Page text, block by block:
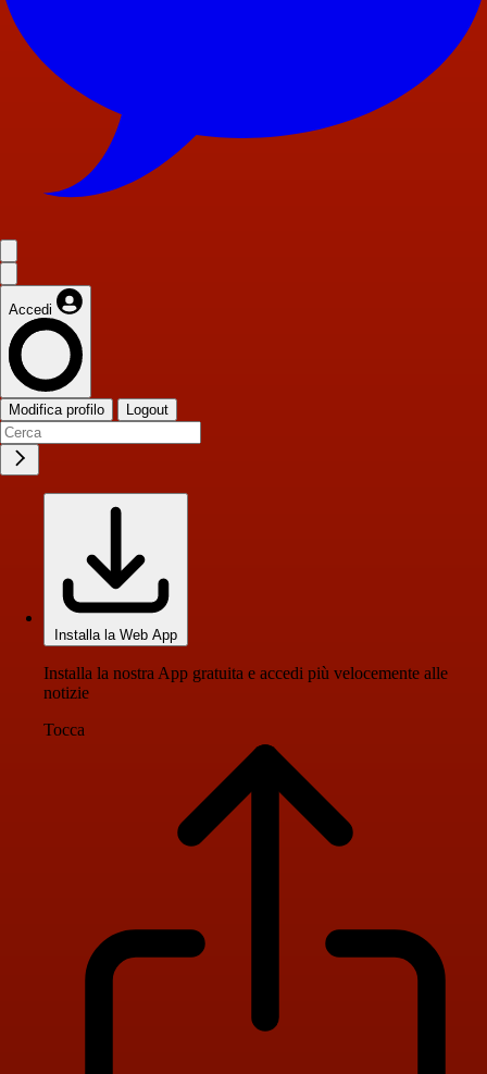
Accedi
Modifica profilo Logout
Installa la Web App
Installa la nostra App gratuita e accedi più velocemente alle
notizie
Tocca